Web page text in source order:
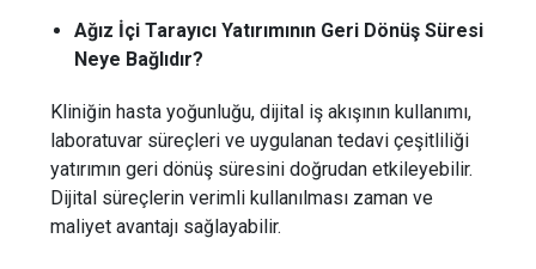
Ağız İçi Tarayıcı Yatırımının Geri Dönüş Süresi
Neye Bağlıdır?
Kliniğin hasta yoğunluğu, dijital iş akışının kullanımı,
laboratuvar süreçleri ve uygulanan tedavi çeşitliliği
yatırımın geri dönüş süresini doğrudan etkileyebilir.
Dijital süreçlerin verimli kullanılması zaman ve
maliyet avantajı sağlayabilir.